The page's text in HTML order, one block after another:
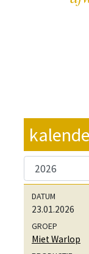
23.01.2026
Miet Warlop